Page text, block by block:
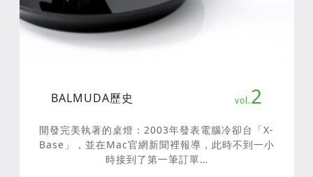
BALMUDA歷史 2
開發完美執著的桌燈：2003年發表電腦冷卻台「X-
Base」，並在Mac官網新聞裡報導，此時不到一小
時接到了第一筆訂單…